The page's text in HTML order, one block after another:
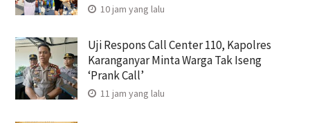
10 jam yang lalu
Uji Respons Call Center 110, Kapolres
Karanganyar Minta Warga Tak Iseng
‘Prank Call’
11 jam yang lalu